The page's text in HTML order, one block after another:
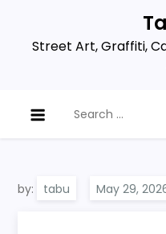
contentStreet Art, Graffiti,
for:
by: tabu